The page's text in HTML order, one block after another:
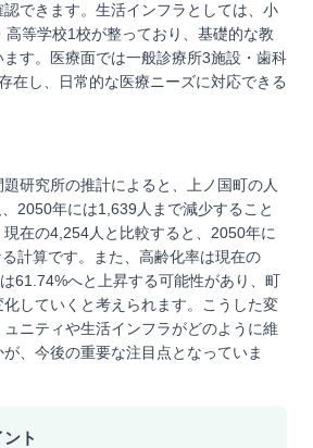
できます。生活インフラとしては、小
等学校1校が整っており、基礎的な教
す。医療面では一般診療所3施設・歯科
在し、日常的な医療ニーズに対応できる
研究所の推計によると、上ノ国町の人
2050年には1,639人まで減少すること
在の4,254人と比較すると、2050年に
計算です。また、高齢化率は現在の
61.74%へと上昇する可能性があり、町
していくと考えられます。こうした変
ニティや生活インフラがどのように維
、今後の重要な注目点となっていま
ト